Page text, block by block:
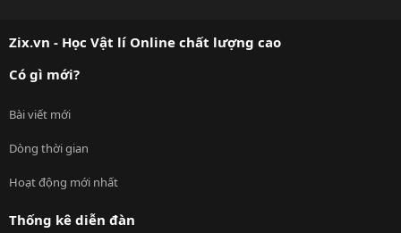
Zix.vn - Học Vật lí Online chất lượng cao
Có gì mới?
Bài viết mới
Dòng thời gian
Hoạt động mới nhất
Thống kê diễn đàn